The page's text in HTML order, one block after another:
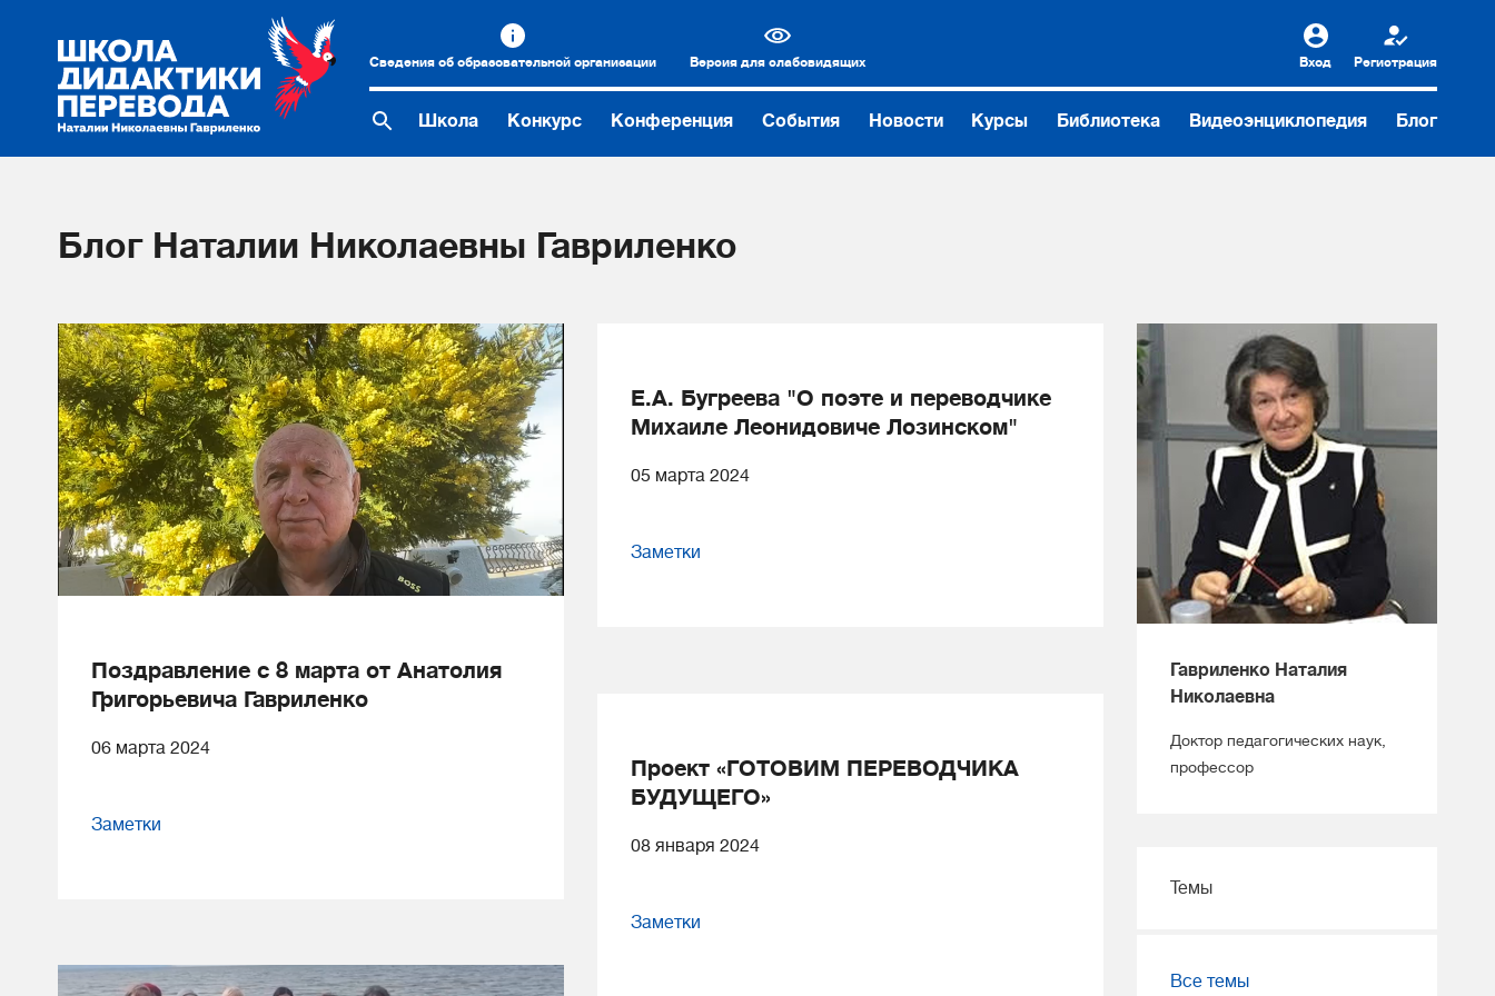
Сведения об образовательной организации Версия для слабовидящих Вход Регистрация
Школа Конкурс Конференция События Новости Курсы Библиотека Видеоэнциклопедия Блог
Блог Наталии Николаевны Гавриленко
Поздравление с 8 марта от Анатолия
Григорьевича Гавриленко
06 марта 2024
Заметки
Е.А. Бугреева "О поэте и переводчике
Михаиле Леонидовиче Лозинском"
05 марта 2024
Заметки
Проект «ГОТОВИМ ПЕРЕВОДЧИКА
БУДУЩЕГО»
08 января 2024
Заметки
Гавриленко Наталия
Николаевна
Доктор педагогических наук,
профессор
Темы
Все темы